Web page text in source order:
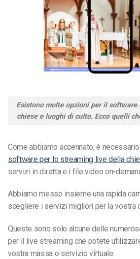
Esistono molte opzioni per il
chiese e luoghi di culto. Ecco quelli
Come abbiamo accennato, è
software per lo streaming live della
servizi in diretta e i file video on-
Abbiamo messo insieme una rapida
scegliere i servizi migliori per la vostra
Queste sono solo alcune delle
per il live streaming che potete
vostra massa o servizio virtuale.